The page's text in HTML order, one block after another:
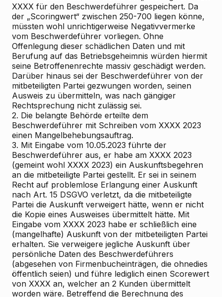
XXXX für den Beschwerdeführer gespeichert. Da
der „Scoringwert“ zwischen 250-700 liegen könne,
müssten wohl unrichtigerweise Negativvermerke
vom Beschwerdeführer vorliegen. Ohne
Offenlegung dieser schädlichen Daten und mit
Berufung auf das Betriebsgeheimnis würden hiermit
seine Betroffenenrechte massiv geschädigt werden.
Darüber hinaus sei der Beschwerdeführer von der
mitbeteiligten Partei gezwungen worden, seinen
Ausweis zu übermitteln, was nach gängiger
Rechtsprechung nicht zulässig sei.
2. Die belangte Behörde erteilte dem
Beschwerdeführer mit Schreiben vom XXXX 2023
einen Mangelbehebungsauftrag.
3. Mit Eingabe vom 10.05.2023 führte der
Beschwerdeführer aus, er habe am XXXX 2023
(gemeint wohl XXXX 2023) ein Auskunftsbegehren
an die mitbeteiligte Partei gestellt. Er sei in seinem
Recht auf problemlose Erlangung einer Auskunft
nach Art. 15 DSGVO verletzt, da die mitbeteiligte
Partei die Auskunft verweigert hätte, wenn er nicht
die Kopie eines Ausweises übermittelt hätte. Mit
Eingabe vom XXXX 2023 habe er schließlich eine
(mangelhafte) Auskunft von der mitbeteiligten Partei
erhalten. Sie verweigere jegliche Auskunft über
persönliche Daten des Beschwerdeführers
(abgesehen von Firmenbucheinträgen, die ohnedies
öffentlich seien) und führe lediglich einen Scorewert
von XXXX an, welcher an 2 Kunden übermittelt
worden wäre. Betreffend die Berechnung des